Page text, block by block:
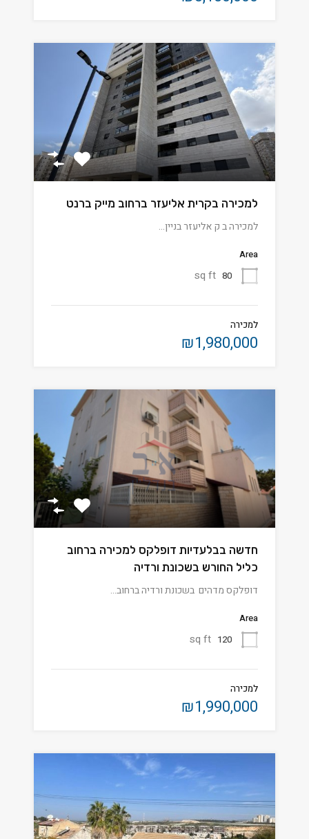
למכירה בקרית אליעזר ברחוב מייק ברנט
למכירה ב ק אליעזר בניין…
Area
80
sq ft
למכירה
₪1,980,000
חדשה בבלעדיות דופלקס למכירה ברחוב
כליל החורש בשכונת ורדיה
דופלקס מדהים בשכונת ורדיה ברחוב…
Area
120
sq ft
למכירה
₪1,990,000